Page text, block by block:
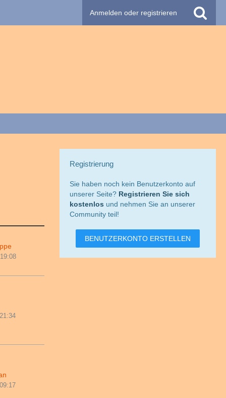
Anmelden oder registrieren
Registrierung
Sie haben noch kein Benutzerkonto auf
unserer Seite? Registrieren Sie sich
kostenlos und nehmen Sie an unserer
Community teil!
BENUTZERKONTO ERSTELLEN